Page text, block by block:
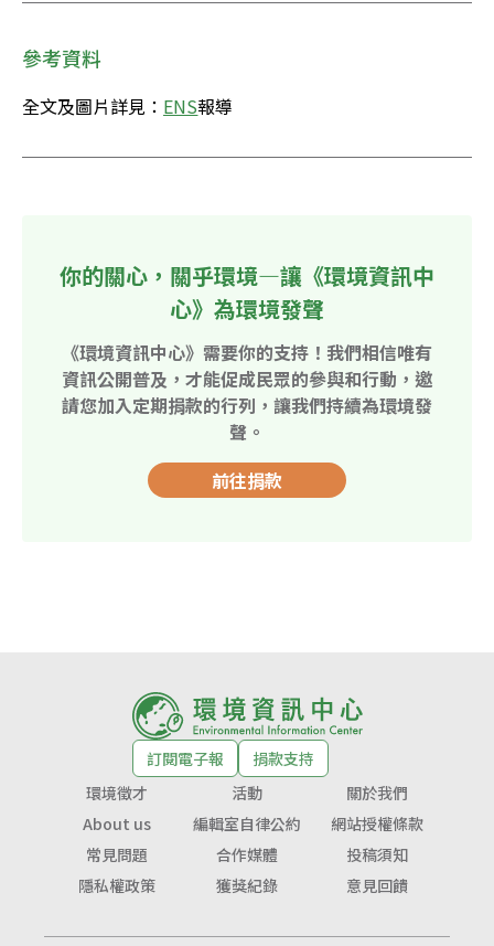
參考資料
全文及圖片詳見： ENS報導
你的關心，關乎環境—讓《環境資訊中
心》為環境發聲
《環境資訊中心》需要你的支持！我們相信唯有
資訊公開普及，才能促成民眾的參與和行動，邀
請您加入定期捐款的行列，讓我們持續為環境發
聲。
前往捐款
訂閱電子報
捐款支持
環境徵才
活動
關於我們
About us
編輯室自律公約
網站授權條款
常見問題
合作媒體
投稿須知
隱私權政策
獲獎紀錄 意見回饋